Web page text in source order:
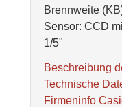
Brennweite
Sensor: CCD
1/5"
Beschreibung
Technische
Firmeninfo